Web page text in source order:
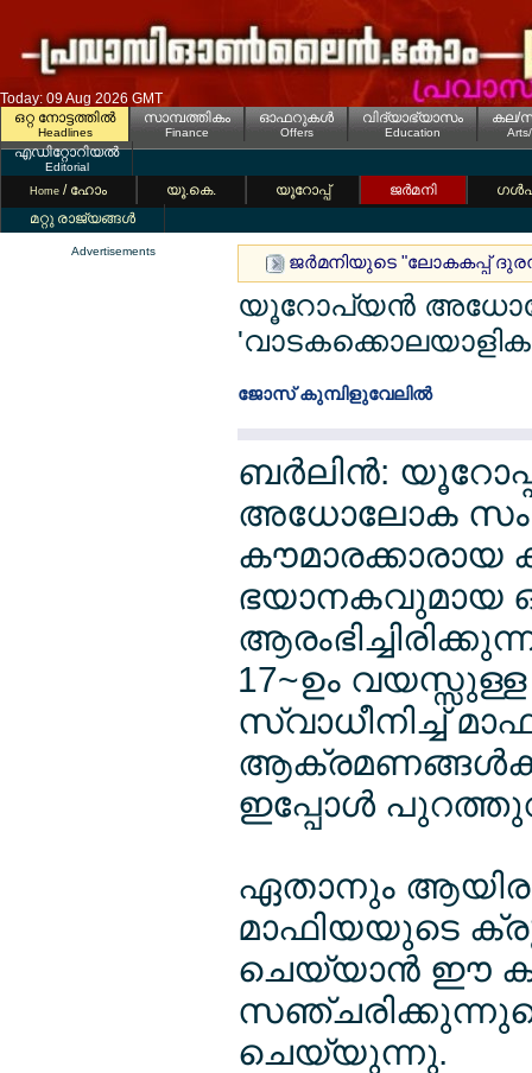
Today: 09 Aug 2026 GMT
ഒറ്റ നോട്ടത്തില്‍
Headlines
സാമ്പത്തികം
Finance
ഓഫറുകള്‍
Offers
വിദ്യാഭ്യാസം
Education
കല/
എഡിറ്റോറിയല്‍
Editorial
Home / ഹോം യൂ.കെ. യൂറോപ്പ് ജര്‍മനി
മറ്റു രാജ്യങ്ങള്‍
Advertisements
ജര്‍മനിയുടെ "ലോകകപ്പ്
യൂറോപ്യന്‍
ജോസ് കുമ്പിളുവേലില്‍
ബര്‍ലിന്‍:
അധോലോക
കൗമാരക്കാരായ
ഭയാനകവുമായ
17~ഉം
സ്വാധീനിച്ച്
ഇപ്പോള്‍
ഏതാനും ആയിരം
മാഫിയയുടെ
ചെയ്യാന്‍ ഈ
ചെയ്യുന്നു.